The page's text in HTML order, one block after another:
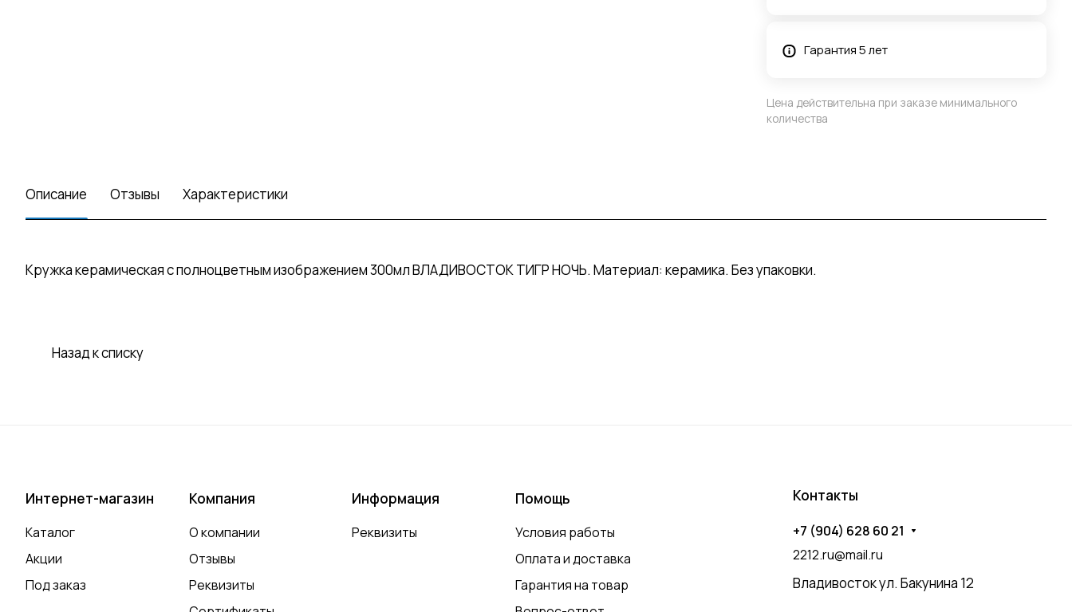
Гарантия 5 лет
Цена действительна при заказе минимального
количества
Описание Отзывы Характеристики
Кружка керамическая с полноцветным изображением 300мл ВЛАДИВОСТОК ТИГР НОЧЬ. Материал: керамика. Без упаковки.
Назад к списку
Интернет-магазин
Каталог
Акции
Под заказ
Компания
О компании
Отзывы
Реквизиты
Информация
Реквизиты
Помощь
Условия работы
Оплата и доставка
Гарантия на товар
Контакты
+7 (904) 628 60 21
2212.ru@mail.ru
Владивосток ул. Бакунина 12